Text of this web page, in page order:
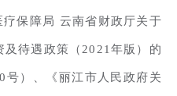
疗保障局 云南省财政厅关于
待遇政策（2021年版）的
号）、《丽江市人民政府关